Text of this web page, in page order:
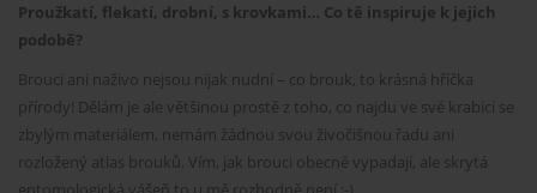
Proužkatí, flekatí, drobní, s krovkami… Co tě inspiruje k jejich
podobě?
Brouci ani naživo nejsou nijak nudní – co brouk, to krásná hříčka
přírody! Dělám je ale většinou prostě z toho, co najdu ve své krabici se
zbylým materiálem, nemám žádnou svou živočišnou řadu ani
rozložený atlas brouků. Vím, jak brouci obecně vypadají, ale skrytá